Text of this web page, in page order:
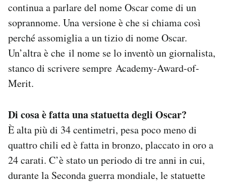
continua a parlare del nome Oscar come di un
soprannome. Una versione è che si chiama così
perché assomiglia a un tizio di nome Oscar.
Un’altra è che il nome se lo inventò un giornalista,
stanco di scrivere sempre Academy-Award-of-
Merit.
Di cosa è fatta una statuetta degli Oscar?
È alta più di 34 centimetri, pesa poco meno di
quattro chili ed è fatta in bronzo, placcato in oro a
24 carati. C’è stato un periodo di tre anni in cui,
durante la Seconda guerra mondiale, le statuette